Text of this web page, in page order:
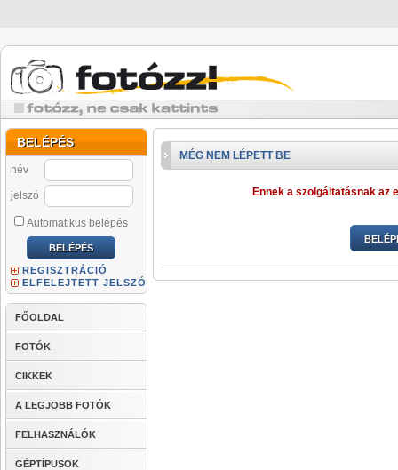
BELÉPÉS
név
jelszó
Automatikus belépés
REGISZTRÁCIÓ
ELFELEJTETT JELSZÓ
FŐOLDAL
FOTÓK
CIKKEK
A LEGJOBB FOTÓK
FELHASZNÁLÓK
GÉPTÍPUSOK
MÉG NEM LÉPETT BE
Ennek a szolgáltatásnak az